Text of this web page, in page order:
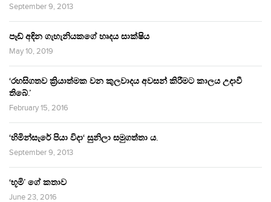
September 9, 2013
පෑඩ් අඳින ගැහැනියකගේ හෘදය සාක්ෂිය
May 10, 2019
‘රහසිගතව ක්‍රියාත්මක වන කුලවාදය අවසන් කිරීමට කාලය උදාවී
තිබේ.’
February 15, 2016
‘හිමින්සැරේ පියා විදා‘ සුනිලා සමුගත්තා ය.
September 9, 2013
‘භූමි’ ගේ කතාව
June 23, 2016